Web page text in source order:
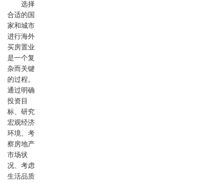
选择
合适的国
家和城市
进行海外
买房置业
是一个复
杂而关键
的过程。
通过明确
投资目
标、研究
宏观经济
环境、考
察房地产
市场状
况、考虑
生活品质